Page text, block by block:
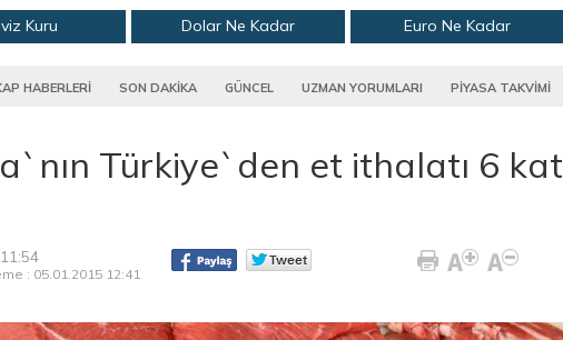
Kuru Dolar Ne Kadar Euro Ne Kadar
HABERLERİ SON DAKİKA GÜNCEL UZMAN YORUMLARI PİYASA TAKVİMİ
Türkiye`den et ithalatı 6 kat
: 05.01.2015 12:41